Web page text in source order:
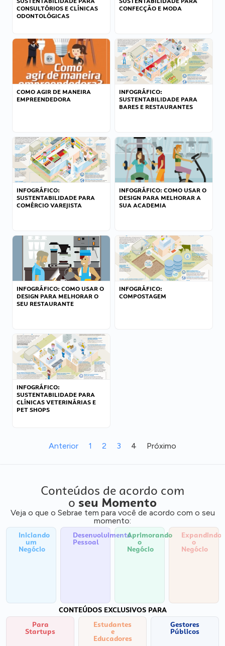
CONSULTÓRIOS E CLÍNICAS
ODONTOLÓGICAS
CONFECÇÃO E MODA
COMO AGIR DE MANEIRA
EMPREENDEDORA
INFOGRÁFICO:
SUSTENTABILIDADE PARA
BARES E RESTAURANTES
INFOGRÁFICO:
SUSTENTABILIDADE PARA
COMÉRCIO VAREJISTA
INFOGRÁFICO: COMO USAR O
DESIGN PARA MELHORAR A
SUA ACADEMIA
INFOGRÁFICO: COMO USAR O
DESIGN PARA MELHORAR O
SEU RESTAURANTE
INFOGRÁFICO:
COMPOSTAGEM
INFOGRÁFICO:
SUSTENTABILIDADE PARA
CLÍNICAS VETERINÁRIAS E
PET SHOPS
Anterior 1 2 3 4 Próximo
Conteúdos de acordo com
o seu Momento
Veja o que o Sebrae tem para você de acordo com o seu
momento:
Iniciando
um
Negócio
Desenvolvimento
Pessoal
Aprimorando
o
Negócio
Expandindo
o
Negócio
CONTEÚDOS EXCLUSIVOS PARA
Para
Startups
Estudantes
e
Educadores
Gestores
Públicos